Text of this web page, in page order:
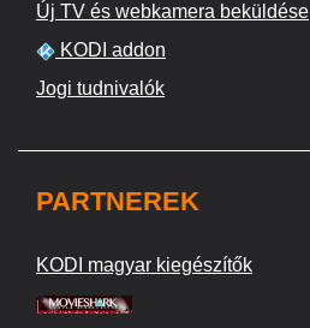
Új TV és webkamera beküldése
KODI addon
Jogi tudnivalók
PARTNEREK
KODI magyar kiegészítők